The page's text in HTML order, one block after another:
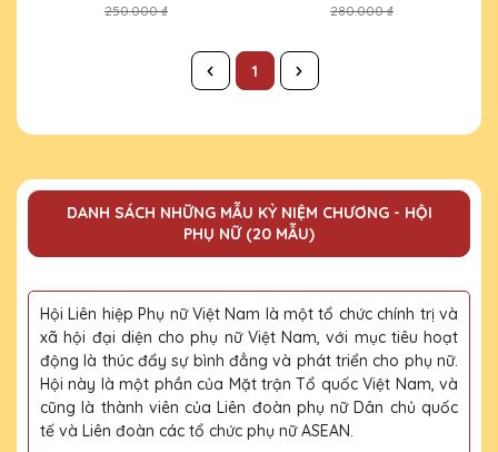
250.000 ₫ 280.000 ₫
1
DANH SÁCH NHỮNG MẪU KỶ NIỆM CHƯƠNG - HỘI
PHỤ NỮ (20 MẪU)
Hội Liên hiệp Phụ nữ Việt Nam là một tổ chức chính trị và
xã hội đại diện cho phụ nữ Việt Nam, với mục tiêu hoạt
động là thúc đẩy sự bình đẳng và phát triển cho phụ nữ.
Hội này là một phần của Mặt trận Tổ quốc Việt Nam, và
cũng là thành viên của Liên đoàn phụ nữ Dân chủ quốc
tế và Liên đoàn các tổ chức phụ nữ ASEAN.